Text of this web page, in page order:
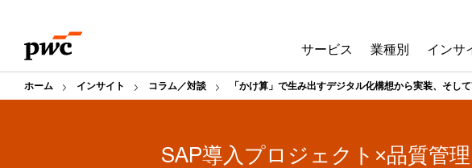
content
footer
サービス 業種別 インサ
ホーム インサイト コラム／対談 「かけ算」で生み出すデジタル化構想から実装、そし
SAP導入プロジェクト×品質管理